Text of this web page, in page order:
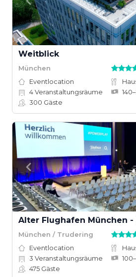
Weitblick
München
Eventlocation
4Veranstaltungsräume
300 Gäste
Alter Flughafen München -
München / Trudering
Eventlocation
3 Veranstaltungsräume
475 Gäste